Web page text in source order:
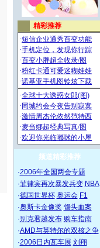
频道精彩推荐
·2006年全国两会专题
·菲律宾再次暴发兵变 NBA
·德国世界杯 奥运会 F1
·奥斯卡金像奖 馒头血案
·别克君越发布 购车指南
·AMD与英特尔的双核之争
·2006日内瓦车展 刘翔